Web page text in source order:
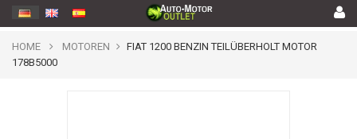
HOME MOTOREN
FIAT 1200 BENZIN TEILÜBERHOLT MOTOR
178B5000